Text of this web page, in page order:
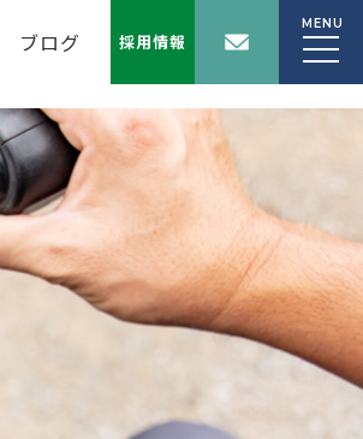
ブログ 採用情報
MENU